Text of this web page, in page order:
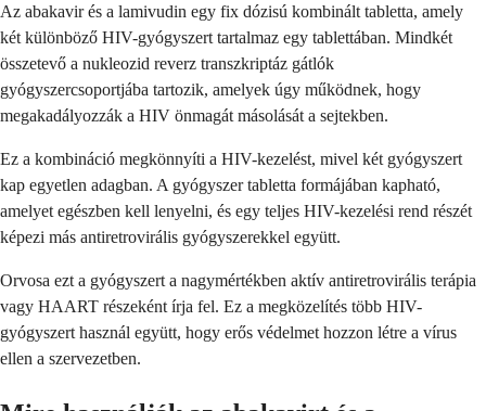
Az abakavir és a lamivudin egy fix dózisú kombinált tabletta, amely
két különböző HIV-gyógyszert tartalmaz egy tablettában. Mindkét
összetevő a nukleozid reverz transzkriptáz gátlók
gyógyszercsoportjába tartozik, amelyek úgy működnek, hogy
megakadályozzák a HIV önmagát másolását a sejtekben.
Ez a kombináció megkönnyíti a HIV-kezelést, mivel két gyógyszert
kap egyetlen adagban. A gyógyszer tabletta formájában kapható,
amelyet egészben kell lenyelni, és egy teljes HIV-kezelési rend részét
képezi más antiretrovirális gyógyszerekkel együtt.
Orvosa ezt a gyógyszert a nagymértékben aktív antiretrovirális terápia
vagy HAART részeként írja fel. Ez a megközelítés több HIV-
gyógyszert használ együtt, hogy erős védelmet hozzon létre a vírus
ellen a szervezetben.